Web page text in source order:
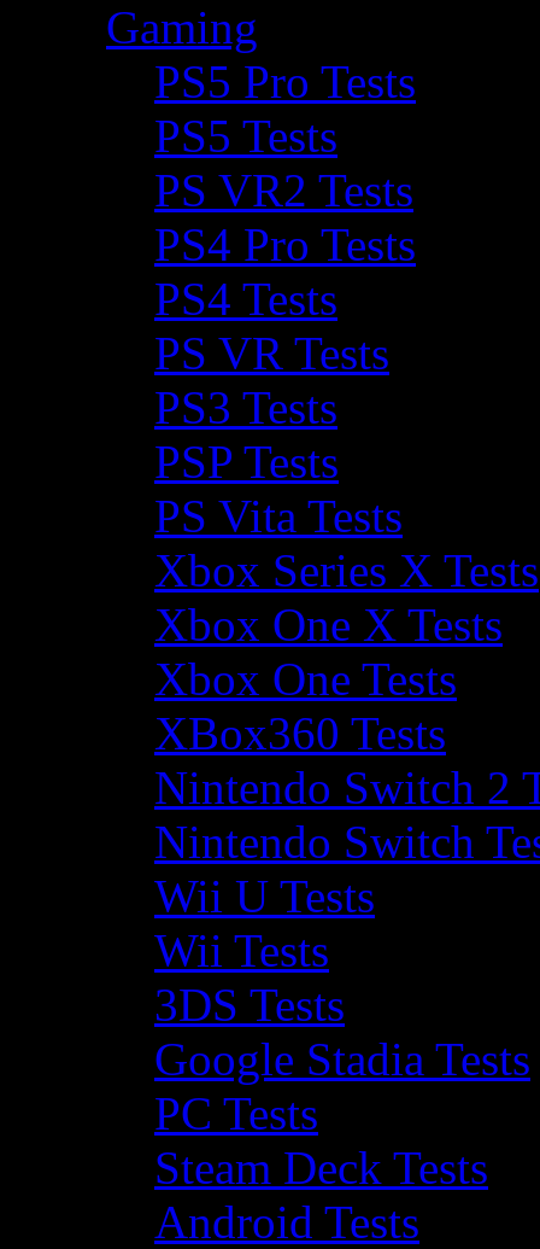
Gaming
PS5 Pro Tests
PS5 Tests
PS VR2 Tests
PS4 Pro Tests
PS4 Tests
PS VR Tests
PS3 Tests
PSP Tests
PS Vita Tests
Xbox Series X Tests
Xbox One X Tests
Xbox One Tests
XBox360 Tests
Nintendo Switch 2
Nintendo Switch
Wii U Tests
Wii Tests
3DS Tests
Google Stadia Tests
PC Tests
Steam Deck Tests
Android Tests